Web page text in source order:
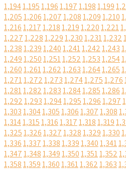
1,1941,1951,1961,1971,1981,199
1,2051,2061,2071,2081,2091,210
1,2161,2171,2181,2191,2201,221
1,2271,2281,2291,2301,2311,232
1,2381,2391,2401,2411,2421,243
1,2491,2501,2511,2521,2531,254
1,2601,2611,2621,2631,2641,265
1,2711,2721,2731,2741,2751,276
1,2811,2821,2831,2841,2851,286
1,2921,2931,2941,2951,2961,297
1,3031,3041,3051,3061,3071,308
1,3141,3151,3161,3171,3181,319
1,3251,3261,3271,3281,3291,330
1,3361,3371,3381,3391,3401,341
1,3471,3481,3491,3501,3511,352
1,3581,3591,3601,3611,3621,363